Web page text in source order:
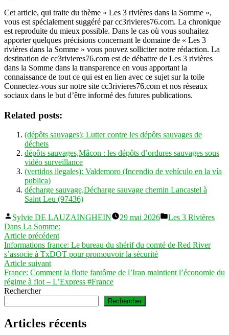
Cet article, qui traite du thème « Les 3 rivières dans la Somme »,
vous est spécialement suggéré par cc3rivieres76.com. La chronique
est reproduite du mieux possible. Dans le cas où vous souhaitez
apporter quelques précisions concernant le domaine de « Les 3
rivières dans la Somme » vous pouvez solliciter notre rédaction. La
destination de cc3rivieres76.com est de débattre de Les 3 rivières
dans la Somme dans la transparence en vous apportant la
connaissance de tout ce qui est en lien avec ce sujet sur la toile
Connectez-vous sur notre site cc3rivieres76.com et nos réseaux
sociaux dans le but d’être informé des futures publications.
Related posts:
(dépôts sauvages): Lutter contre les dépôts sauvages de
déchets
dépôts sauvages,Mâcon : les dépôts d’ordures sauvages sous
vidéo surveillance
(vertidos ilegales): Valdemoro (Incendio de vehículo en la vía
publica)
décharge sauvage,Décharge sauvage chemin Lancastel à
Saint Leu (97436)
Publié
par
Sylvie DE LAUZAINGHEIN 29 mai 2026
Publié
Les 3 Rivières
Dans La Somme:
Navigation
de
l’article
Article précédentArticle
précédent :
Informations france: Le bureau du shérif du comté de Red River
s’associe à TxDOT pour promouvoir la sécurité
Article suivantArticle
suivant :
France: Comment la flotte fantôme de l’Iran maintient l’économie du
régime à flot – L’Express #France
Rechercher
Rechercher
Articles récents